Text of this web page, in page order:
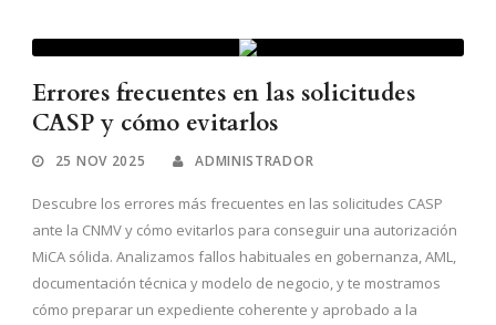
Errores frecuentes en las solicitudes
CASP y cómo evitarlos
25 NOV 2025 ADMINISTRADOR
Descubre los errores más frecuentes en las solicitudes CASP
ante la CNMV y cómo evitarlos para conseguir una autorización
MiCA sólida. Analizamos fallos habituales en gobernanza, AML,
documentación técnica y modelo de negocio, y te mostramos
cómo preparar un expediente coherente y aprobado a la